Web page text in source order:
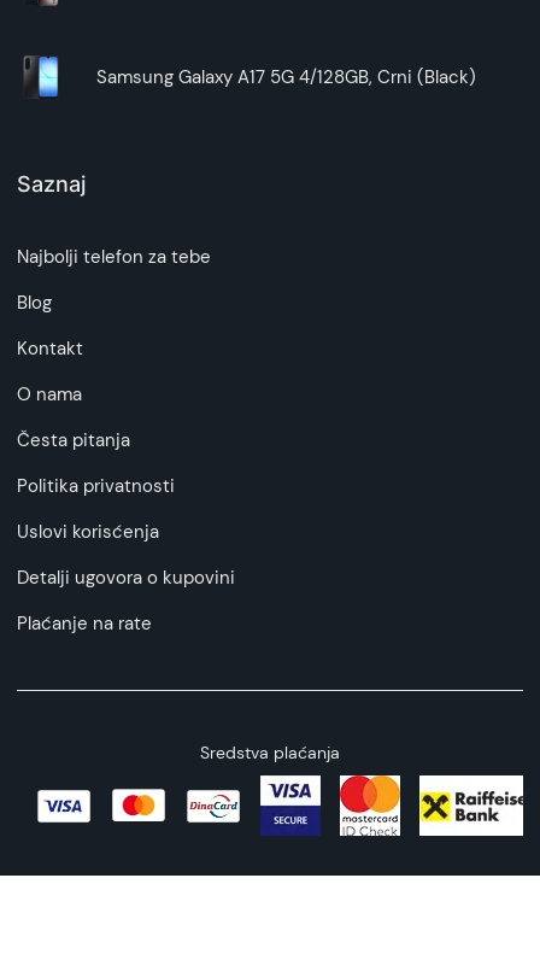
Samsung Galaxy A17 5G 4/128GB, Crni (Black)
Saznaj
Najbolji telefon za tebe
Blog
Kontakt
O nama
Česta pitanja
Politika privatnosti
Uslovi korisćenja
Detalji ugovora o kupovini
Plaćanje na rate
Sredstva plaćanja